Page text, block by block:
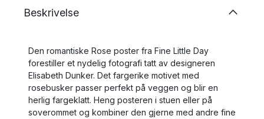
Beskrivelse
Den romantiske Rose poster fra Fine Little Day
forestiller et nydelig fotografi tatt av designeren
Elisabeth Dunker. Det fargerike motivet med
rosebusker passer perfekt på veggen og blir en
herlig fargeklatt. Heng posteren i stuen eller på
soverommet og kombiner den gjerne med andre fine